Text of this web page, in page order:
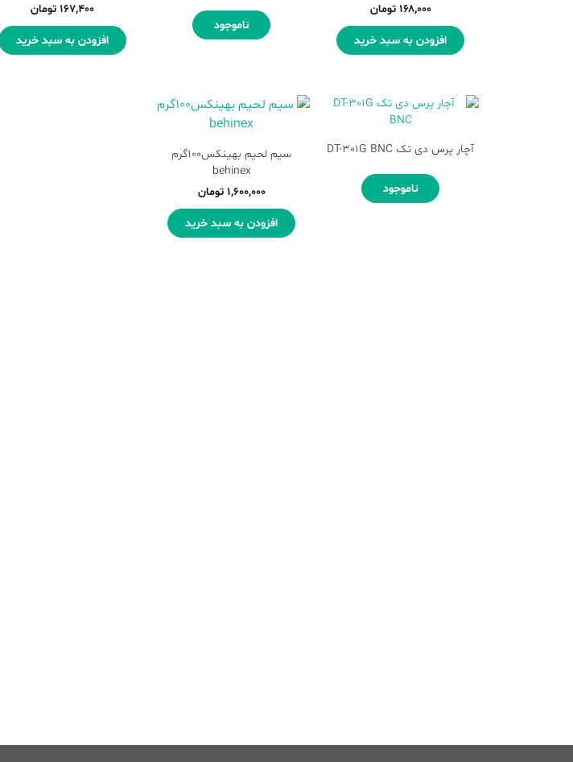
۱۶۸,۰۰۰ تومان
افزودن به سبد خرید
ناموجود
۱۶۷,۴۰۰ تومان
افزودن به سبد خرید
آچار پرس دی تک DT-301G BNC
ناموجود
سیم لحیم بهینکس100گرم
behinex
۱,۶۰۰,۰۰۰ تومان
افزودن به سبد خرید